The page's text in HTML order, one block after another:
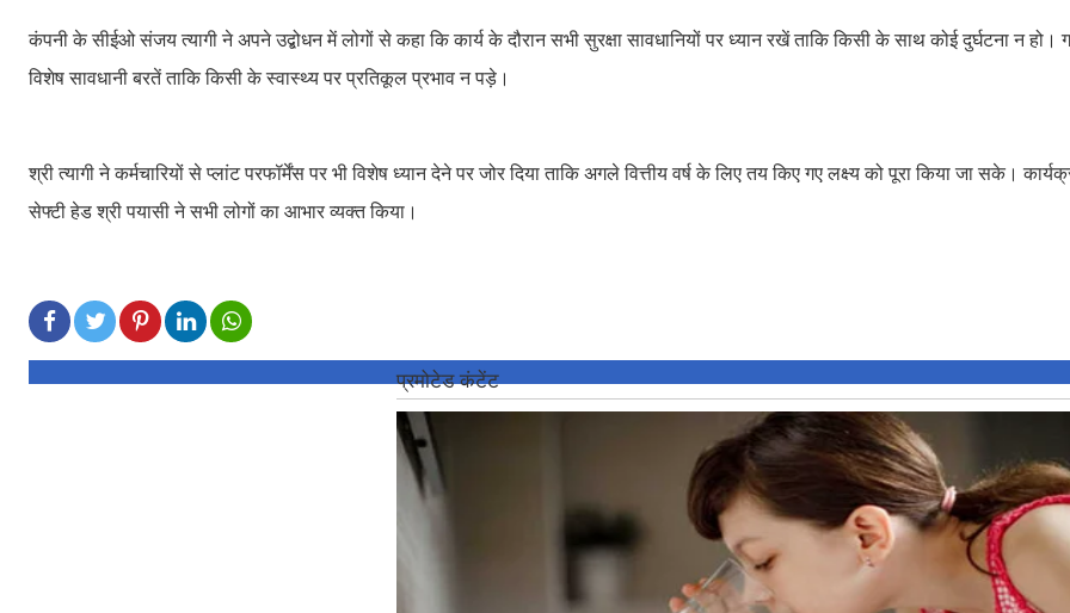
कंपनी के सीईओ संजय त्यागी ने अपने उद्बोधन में लोगों से कहा कि कार्य के दौरान सभी सुरक्षा सावधानियों पर ध्यान रखें ताकि किसी के साथ कोई दुर्घटना न हो।
विशेष सावधानी बरतें ताकि किसी के स्वास्थ्य पर प्रतिकूल प्रभाव न पड़े।
श्री त्यागी ने कर्मचारियों से प्लांट परफॉर्मेंस पर भी विशेष ध्यान देने पर जोर दिया ताकि अगले वित्तीय वर्ष के लिए तय किए गए लक्ष्य को पूरा किया जा सके।
सेफ्टी हेड श्री पयासी ने सभी लोगों का आभार व्यक्त किया।